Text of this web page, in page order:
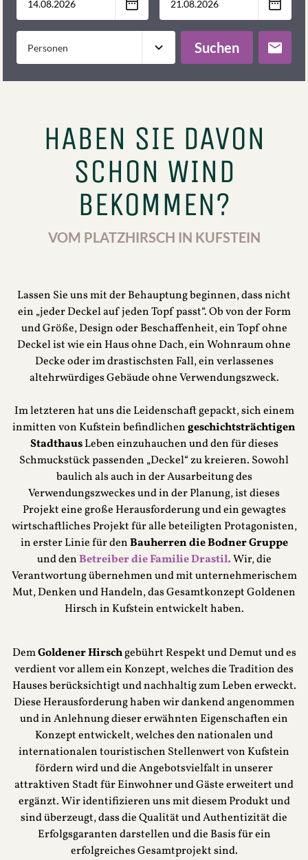
Suchen
HABEN SIE DAVON
SCHON WIND
BEKOMMEN?
VOM PLATZHIRSCH IN KUFSTEIN
Lassen Sie uns mit der Behauptung beginnen, dass nicht
ein „jeder Deckel auf jeden Topf passt“. Ob von der Form
und Größe, Design oder Beschaffenheit, ein Topf ohne
Deckel ist wie ein Haus ohne Dach, ein Wohnraum ohne
Decke oder im drastischsten Fall, ein verlassenes
altehrwürdiges Gebäude ohne Verwendungszweck.
Im letzteren hat uns die Leidenschaft gepackt, sich einem
inmitten von Kufstein befindlichengeschichtsträchtigen
StadthausLeben einzuhauchen und den für dieses
Schmuckstück passenden „Deckel“ zu kreieren. Sowohl
baulich als auch in der Ausarbeitung des
Verwendungszweckes und in der Planung, ist dieses
Projekt eine große Herausforderung und ein gewagtes
wirtschaftliches Projekt für alle beteiligten Protagonisten,
in erster Linie für denBauherren die Bodner Gruppe
unddenBetreiber die Familie Drastil.Wir, die
Verantwortung übernehmen und mit unternehmerischem
Mut, Denken und Handeln, das Gesamtkonzept Goldenen
Hirsch in Kufstein entwickelt haben.
DemGoldener Hirschgebührt Respekt und Demut und es
verdient vor allem ein Konzept, welches die Tradition des
Hauses berücksichtigt und nachhaltig zum Leben erweckt.
Diese Herausforderung haben wir dankend angenommen
und in Anlehnung dieser erwähnten Eigenschaften ein
Konzept entwickelt, welches den nationalen und
internationalen touristischen Stellenwert von Kufstein
fördern wird und die Angebotsvielfalt in unserer
attraktiven Stadt für Einwohner und Gäste erweitert und
ergänzt. Wir identifizieren uns mit diesem Produkt und
sind überzeugt, dass die Qualität und Authentizität die
Erfolgsgaranten darstellen und die Basis für ein
erfolgreiches Gesamtprojekt sind.